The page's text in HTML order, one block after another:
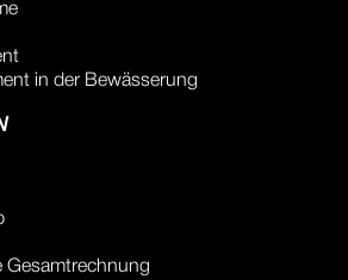
in der Bewässerung
Gesamtrechnung